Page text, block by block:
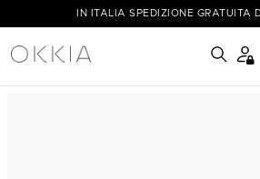
IN ITALIA SPEDIZIONE GRATUITA